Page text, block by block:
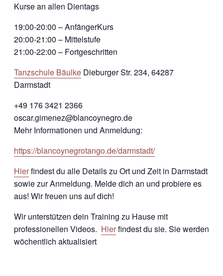
Kurse an allen Dientags
19:00-20:00 – AnfängerKurs
20:00-21:00 – Mittelstufe
21:00-22:00 – Fortgeschritten
Tanzschule Bäulke Dieburger Str. 234, 64287
Darmstadt
+49 176 3421 2366
oscar.gimenez@blancoynegro.de
Mehr Informationen und Anmeldung:
https://blancoynegrotango.de/darmstadt/
Hierfindest du alle Details zu Ort und Zeit in Darmstadt
sowie zur Anmeldung. Melde dich an und probiere es
aus! Wir freuen uns auf dich!
Wir unterstützen dein Training zu Hause mit
professionellen Videos. Hierfindest du sie. Sie werden
wöchentlich aktualisiert